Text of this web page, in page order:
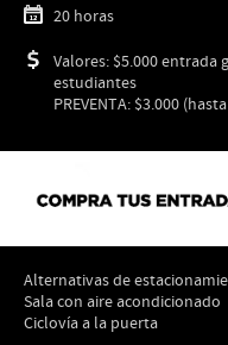
20 horas
Valores: $5.000 entrada
estudiantes
PREVENTA: $3.000
Alternativas de
Sala con aire acondicionado
Ciclovía a la puerta